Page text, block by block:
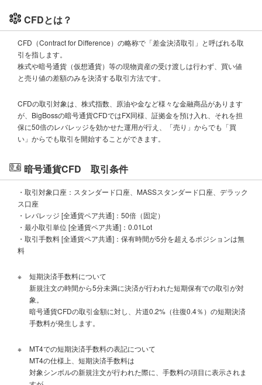
CFDとは？
CFD（Contract for Difference）の略称で「差金決済取引」と呼ばれる取
引を指します。
株式や暗号通貨（仮想通貨）等の現物資産の受け渡しは行わず、買い値
と売り値の差額のみを決済する取引方法です。
CFDの取引対象は、株式指数、原油や金など様々な金融商品があります
が、BigBossの暗号通貨CFDではFX同様、証拠金を預け入れ、それを担
保に50倍のレバレッジを効かせた運用が行え、「売り」からでも「買
い」からでも取引を開始することができます。
暗号通貨CFD 取引条件
・取引対象口座：スタンダード口座、MASSスタンダード口座、デラック
ス口座
・レバレッジ [全通貨ペア共通]：50倍（固定）
・最小取引単位 [全通貨ペア共通]：0.01Lot
・取引手数料 [全通貨ペア共通]：保有時間が5分を超えるポジションは無
料
※
短期決済手数料について
新規注文の時間から5分未満に決済が行われた短期保有での取引が対
象。
暗号通貨CFDの取引金額に対し、片道0.2%（往復0.4％）の短期決済
手数料が発生します。
※
MT4での短期決済手数料の表記について
MT4の仕様上、短期決済手数料は
対象シンボルの新規注文が行われた際に、手数料の項目に表示されま